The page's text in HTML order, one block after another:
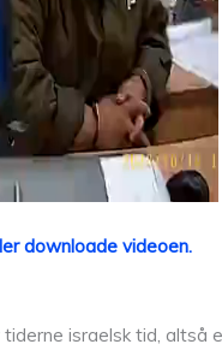
downloade videoen.
israelsk tid, altså